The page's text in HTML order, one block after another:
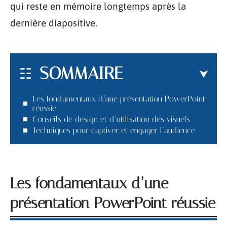
qui reste en mémoire longtemps après la
dernière diapositive.
SOMMAIRE
Les fondamentaux d’une présentation PowerPoint
réussie
Conseils de design et d’utilisation des visuels
Techniques pour captiver et engager l’audience
Les fondamentaux d’une
présentation PowerPoint réussie